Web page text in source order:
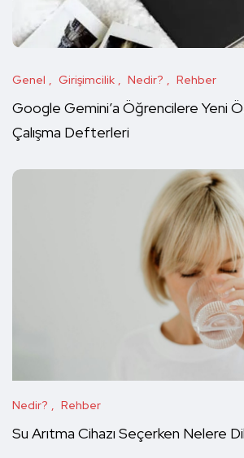
Genel Girişimcilik Nedir? Rehber
Google Gemini’a Öğrencilere Yeni
Çalışma Defterleri
Nedir? Rehber
Su Arıtma Cihazı Seçerken Nelere